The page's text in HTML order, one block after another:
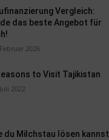
Vergleich:
das beste Angebot für
2026
to Visit Tajikistan
2022
du Milchstau lösen kannst